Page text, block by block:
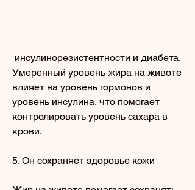
Умеренный уровень жира на животе
влияет на уровень гормонов и
уровень инсулина, что помогает
контролировать уровень сахара в
крови.
5. Он сохраняет здоровье кожи